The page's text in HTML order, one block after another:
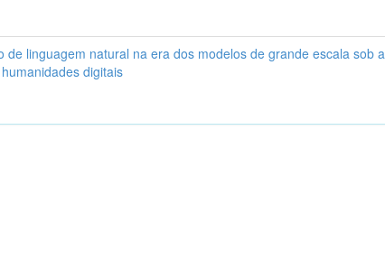
de linguagem natural na era dos modelos de grande escala sob a
digitais